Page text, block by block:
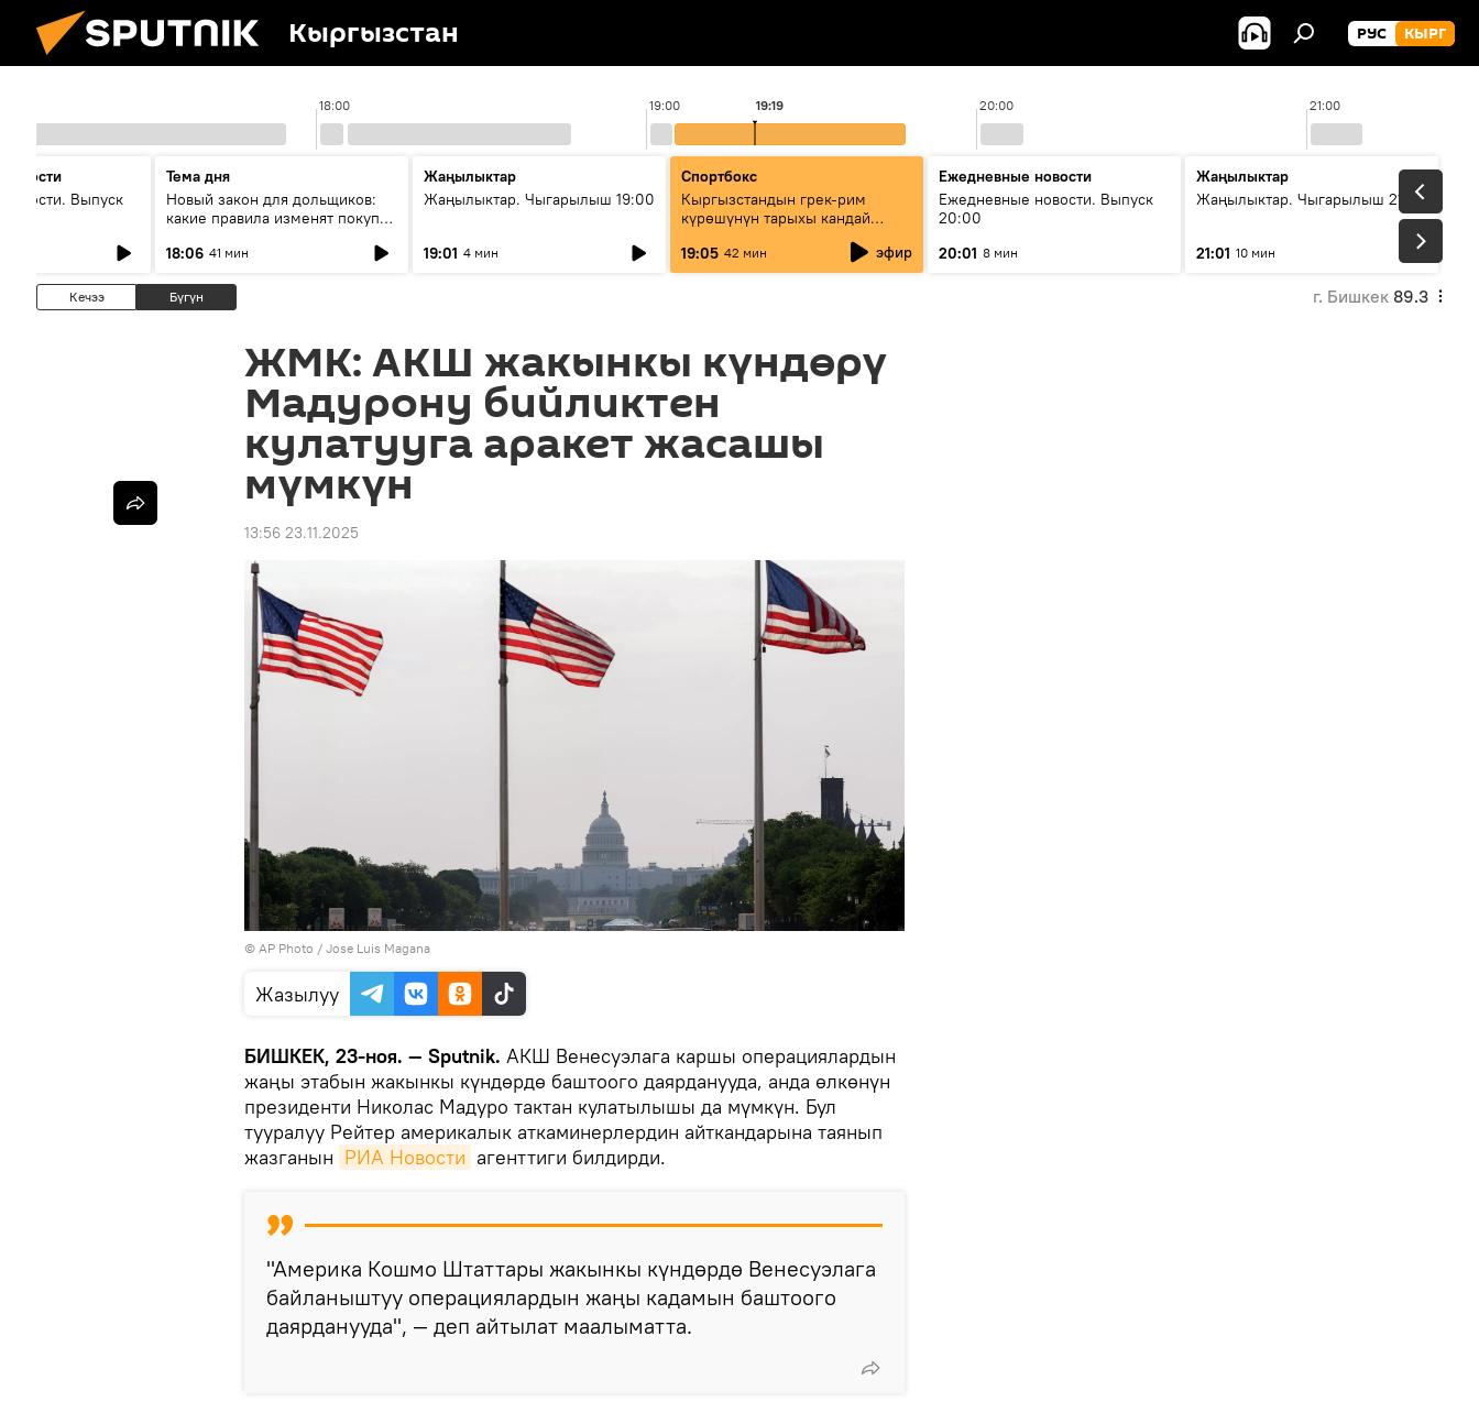
Кыргызстан РУС КЫРГ
18:00 19:00 20:00 21:00
19:19
Выпуск
Тема дня
Новый закон для дольщиков:
какие правила изменят покупку
18:06 41 мин
Жаңылыктар
Жаңылыктар. Чыгарылыш 19:00
19:01 4 мин
Спортбокс
Кыргызстандын грек-рим
күрөшүнүн тарыхы кандай
19:05 42 мин эфир
Ежедневные новости
Ежедневные новости. Выпуск
20:00
20:01 8 мин
Жаңылыктар
Жаңылыктар. Чыгарылыш 21:00
21:01 10 мин
Кечээ Бүгүн г. Бишкек 89.3
ЖМК: АКШ жакынкы күндөрү
Мадурону бийликтен
кулатууга аракет жасашы
мүмкүн
13:56 23.11.2025
© AP Photo / Jose Luis Magana
Жазылуу
БИШКЕК, 23-ноя. — Sputnik. АКШ Венесуэлага каршы операциялардын
жаңы этабын жакынкы күндөрдө баштоого даярданууда, анда өлкөнүн
президенти Николас Мадуро тактан кулатылышы да мүмкүн. Бул
тууралуу Рейтер америкалык аткаминерлердин айткандарына таянып
жазганын РИА Новости агенттиги билдирди.
"Америка Кошмо Штаттары жакынкы күндөрдө Венесуэлага
байланыштуу операциялардын жаңы кадамын баштоого
даярданууда", — деп айтылат маалыматта.